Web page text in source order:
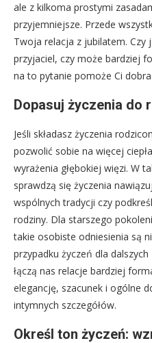
ale z kilkoma prostymi
przyjemniejsze. Przede
Twoja relacja z jubilatem. Czy
przyjaciel, czy może bardziej
na to pytanie pomoże Ci
Dopasuj życzenia do
Jeśli składasz życzenia
pozwolić sobie na więcej
wyrażenia głębokiej więzi. W
sprawdzą się życzenia
wspólnych tradycji czy
rodziny. Dla starszego
takie osobiste odniesienia są
przypadku życzeń dla
łączą nas relacje bardziej
elegancję, szacunek i ogólne
intymnych szczegółów.
Określ ton życzeń: